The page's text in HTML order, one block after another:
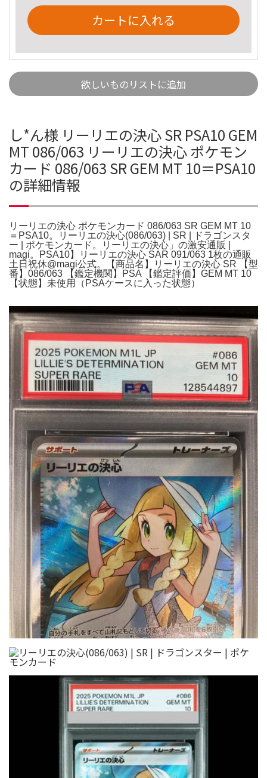
カートに入れる
欲しいものリストに追加
し*ん様 リーリエの決心 SR PSA10 GEM
MT 086/063 リーリエの決心 ポケモン
カード 086/063 SR GEM MT 10＝PSA10
の詳細情報
リーリエの決心 ポケモンカード 086/063 SR GEM MT 10
＝PSA10。リーリエの決心(086/063) | SR | ドラゴンスタ
ー | ポケモンカード。リーリエの決心」の激安通販 |
magi。PSA10】リーリエの決心 SAR 091/063 1枚の通販
土日祝休@magi公式。【商品名】リーリエの決心 SR 【型
番】086/063 【鑑定機関】PSA 【鑑定評価】GEM MT 10
【状態】未使用（PSAケースに入った状態）